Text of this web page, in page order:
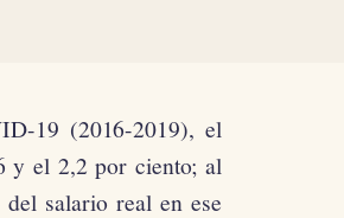
19 (2016-2019), el
y el 2,2 por ciento; al
salario real en ese